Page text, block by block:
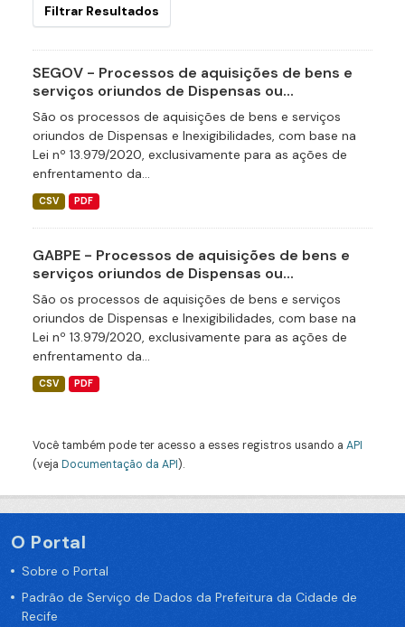
Filtrar Resultados
SEGOV - Processos de aquisições de bens e
serviços oriundos de Dispensas ou...
São os processos de aquisições de bens e serviços
oriundos de Dispensas e Inexigibilidades, com base na
Lei nº 13.979/2020, exclusivamente para as ações de
enfrentamento da...
CSV PDF
GABPE - Processos de aquisições de bens e
serviços oriundos de Dispensas ou...
São os processos de aquisições de bens e serviços
oriundos de Dispensas e Inexigibilidades, com base na
Lei nº 13.979/2020, exclusivamente para as ações de
enfrentamento da...
CSV PDF
Você também pode ter acesso a esses registros usando a API
(veja Documentação da API).
O Portal
Sobre o Portal
Padrão de Serviço de Dados da Prefeitura da Cidade de
Recife